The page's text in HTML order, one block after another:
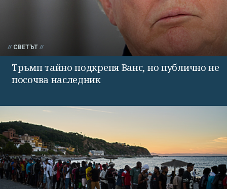
СВЕТЪТ
Тръмп тайно подкрепя Ванс, но публично не
посочва наследник